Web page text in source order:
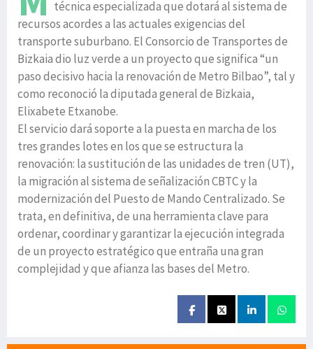
técnica especializada que dotará al sistema de
recursos acordes a las actuales exigencias del
transporte suburbano. El Consorcio de Transportes de
Bizkaia dio luz verde a un proyecto que significa “un
paso decisivo hacia la renovación de Metro Bilbao”, tal y
como reconoció la diputada general de Bizkaia,
Elixabete Etxanobe.
El servicio dará soporte a la puesta en marcha de los
tres grandes lotes en los que se estructura la
renovación: la sustitución de las unidades de tren (UT),
la migración al sistema de señalización CBTC y la
modernización del Puesto de Mando Centralizado. Se
trata, en definitiva, de una herramienta clave para
ordenar, coordinar y garantizar la ejecución integrada
de un proyecto estratégico que entraña una gran
complejidad y que afianza las bases del Metro.